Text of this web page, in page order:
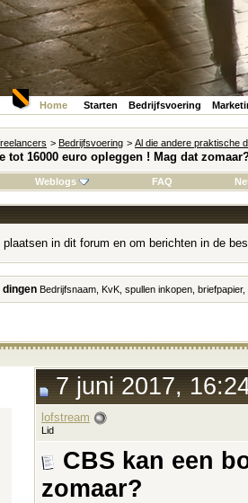
Home Starten Bedrijfsvoering
> Bedrijfsvoering > Al die andere praktische
tot 16000 euro opleggen ! Mag dat
Weblogs FAQ
in dit forum en om berichten in de
Bedrijfsnaam, KvK, spullen inkopen,
7 juni 2017,
lofstream
Lid
CBS kan een
zomaar?